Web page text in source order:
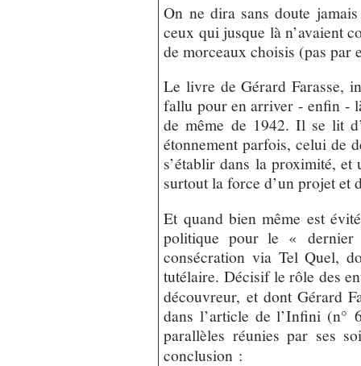
On ne dira sans doute
ceux qui jusque là n’avaient
de morceaux choisis (pas par
Le livre de Gérard Farasse,
fallu pour en arriver - enfin -
de même de 1942. Il se lit
étonnement parfois, celui de
s’établir dans la proximité,
surtout la force d’un projet et
Et quand bien même est
politique pour le «
consécration via Tel Quel,
tutélaire. Décisif le rôle des
découvreur, et dont Gérard
dans l’article de l’Infini
parallèles réunies par ses
conclusion :